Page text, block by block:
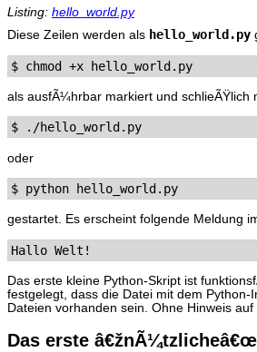
Listing: hello_world.py
Diese Zeilen werden als hello_world.py
als ausfÃ¼hrbar markiert und schlieÃŸlich
oder
gestartet. Es erscheint folgende Meldung
Das erste kleine Python-Skript ist
festgelegt, dass die Datei mit dem
Dateien vorhanden sein. Ohne Hinweis
Das erste